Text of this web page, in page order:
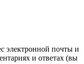
электронной почты и
и ответах (вы